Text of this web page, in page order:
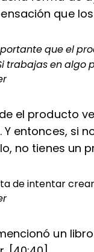
que
que el
trabajas en algo
el producto
Y entonces, si
no tienes un
de intentar
un